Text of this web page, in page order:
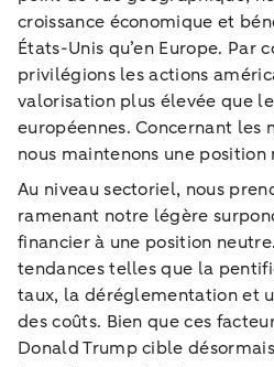
croissance économique et
États-Unis qu’en Europe. Par
privilégions les actions
valorisation plus élevée que
européennes. Concernant les
nous maintenons une position
Au niveau sectoriel, nous
ramenant notre légère
financier à une position
tendances telles que la
taux, la déréglementation et
des coûts. Bien que ces
Donald Trump cible